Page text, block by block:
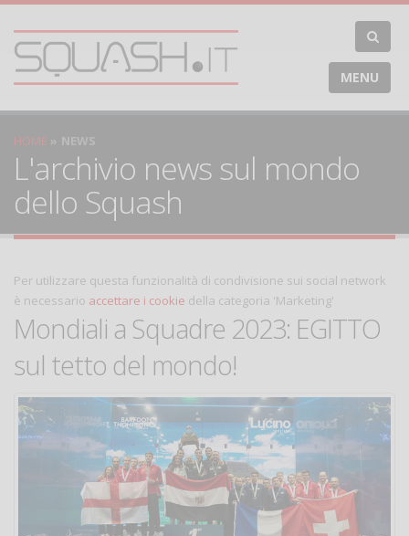
MENU
HOME NEWS
L'archivio news sul mondo
dello Squash
Per utilizzare questa funzionalità di condivisione sui social network
è necessario accettare i cookie della categoria 'Marketing'
Mondiali a Squadre 2023: EGITTO
sul tetto del mondo!